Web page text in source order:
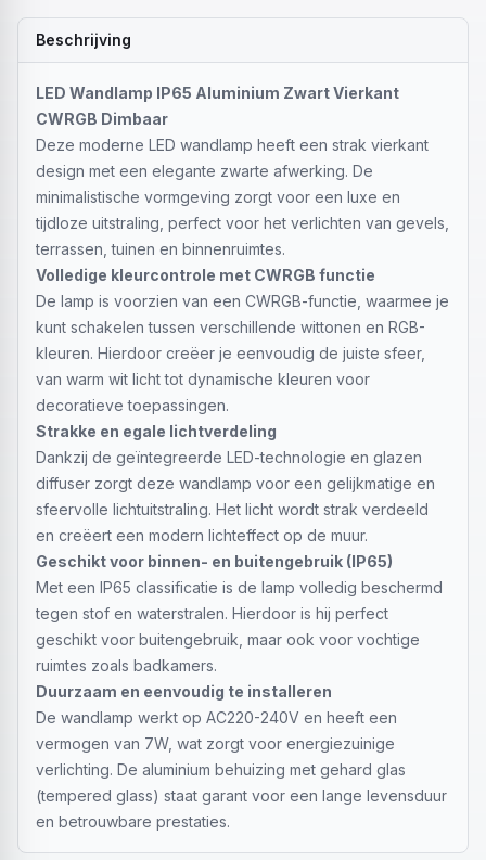
Beschrijving
LED Wandlamp IP65 Aluminium Zwart Vierkant
CWRGB Dimbaar
Deze moderne LED wandlamp heeft een strak vierkant
design met een elegante zwarte afwerking. De
minimalistische vormgeving zorgt voor een luxe en
tijdloze uitstraling, perfect voor het verlichten van gevels,
terrassen, tuinen en binnenruimtes.
Volledige kleurcontrole met CWRGB functie
De lamp is voorzien van een CWRGB-functie, waarmee je
kunt schakelen tussen verschillende wittonen en RGB-
kleuren. Hierdoor creëer je eenvoudig de juiste sfeer,
van warm wit licht tot dynamische kleuren voor
decoratieve toepassingen.
Strakke en egale lichtverdeling
Dankzij de geïntegreerde LED-technologie en glazen
diffuser zorgt deze wandlamp voor een gelijkmatige en
sfeervolle lichtuitstraling. Het licht wordt strak verdeeld
en creëert een modern lichteffect op de muur.
Geschikt voor binnen- en buitengebruik (IP65)
Met een IP65 classificatie is de lamp volledig beschermd
tegen stof en waterstralen. Hierdoor is hij perfect
geschikt voor buitengebruik, maar ook voor vochtige
ruimtes zoals badkamers.
Duurzaam en eenvoudig te installeren
De wandlamp werkt op AC220-240V en heeft een
vermogen van 7W, wat zorgt voor energiezuinige
verlichting. De aluminium behuizing met gehard glas
(tempered glass) staat garant voor een lange levensduur
en betrouwbare prestaties.